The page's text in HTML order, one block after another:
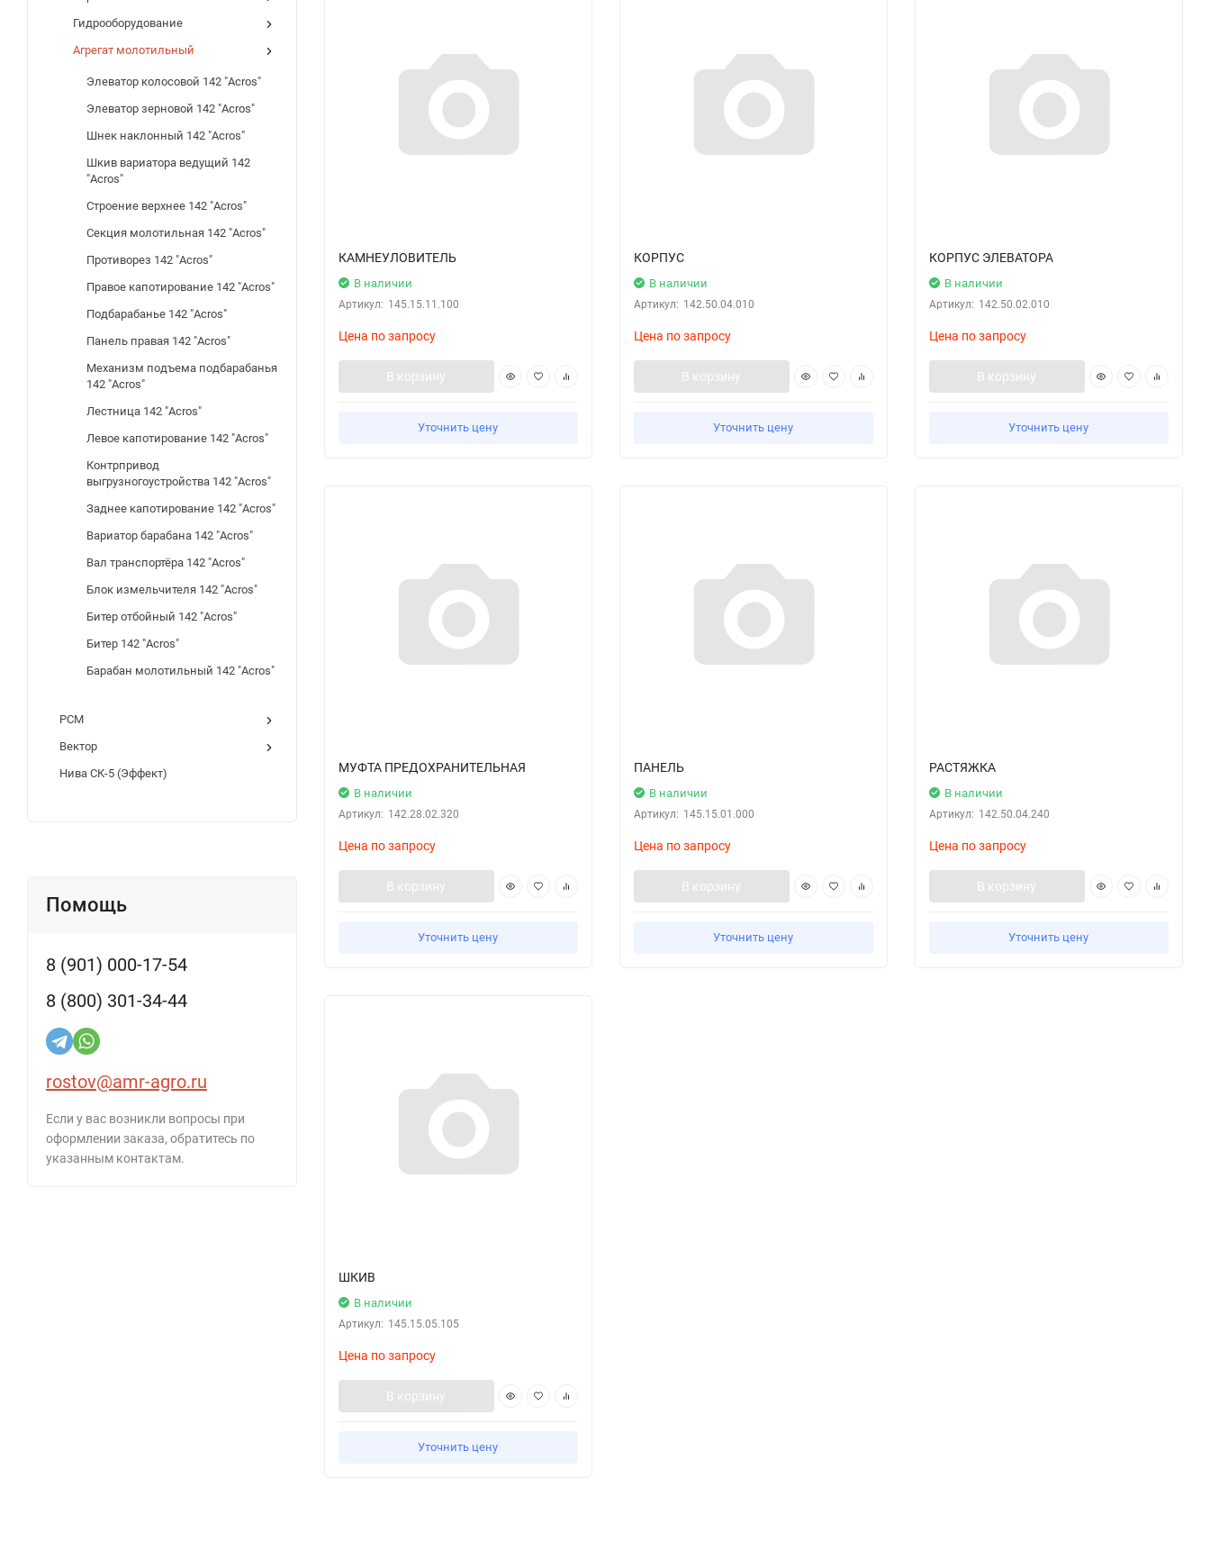
Гидрооборудование
Агрегат молотильный
Элеватор колосовой 142 "Acros"
Элеватор зерновой 142 "Acros"
Шнек наклонный 142 "Acros"
Шкив вариатора ведущий 142
"Acros"
Строение верхнее 142 "Acros"
Секция молотильная 142 "Acros"
Противорез 142 "Acros"
Правое капотирование 142 "Acros"
Подбарабанье 142 "Acros"
Панель правая 142 "Acros"
Механизм подъема подбарабанья
142 "Acros"
Лестница 142 "Acros"
Левое капотирование 142 "Acros"
Контрпривод
выгрузногоустройства 142 "Acros"
Заднее капотирование 142 "Acros"
Вариатор барабана 142 "Acros"
Вал транспортёра 142 "Acros"
Блок измельчителя 142 "Acros"
Битер отбойный 142 "Acros"
Битер 142 "Acros"
Барабан молотильный 142 "Acros"
РСМ
Вектор
Нива СК-5 (Эффект)
Помощь
8 (901) 000-17-54
8 (800) 301-34-44
rostov@amr-agro.ru
Если у вас возникли вопросы при
оформлении заказа, обратитесь по
указанным контактам.
КАМНЕУЛОВИТЕЛЬ
В наличии
Артикул: 145.15.11.100
Цена по запросу
В корзину
Уточнить цену
КОРПУС
В наличии
Артикул: 142.50.04.010
Цена по запросу
В корзину
Уточнить цену
КОРПУС ЭЛЕВАТОРА
В наличии
Артикул: 142.50.02.010
Цена по запросу
В корзину
Уточнить цену
МУФТА ПРЕДОХРАНИТЕЛЬНАЯ
В наличии
Артикул: 142.28.02.320
Цена по запросу
В корзину
Уточнить цену
ПАНЕЛЬ
В наличии
Артикул: 145.15.01.000
Цена по запросу
В корзину
Уточнить цену
РАСТЯЖКА
В наличии
Артикул: 142.50.04.240
Цена по запросу
В корзину
Уточнить цену
ШКИВ
В наличии
Артикул: 145.15.05.105
Цена по запросу
В корзину
Уточнить цену